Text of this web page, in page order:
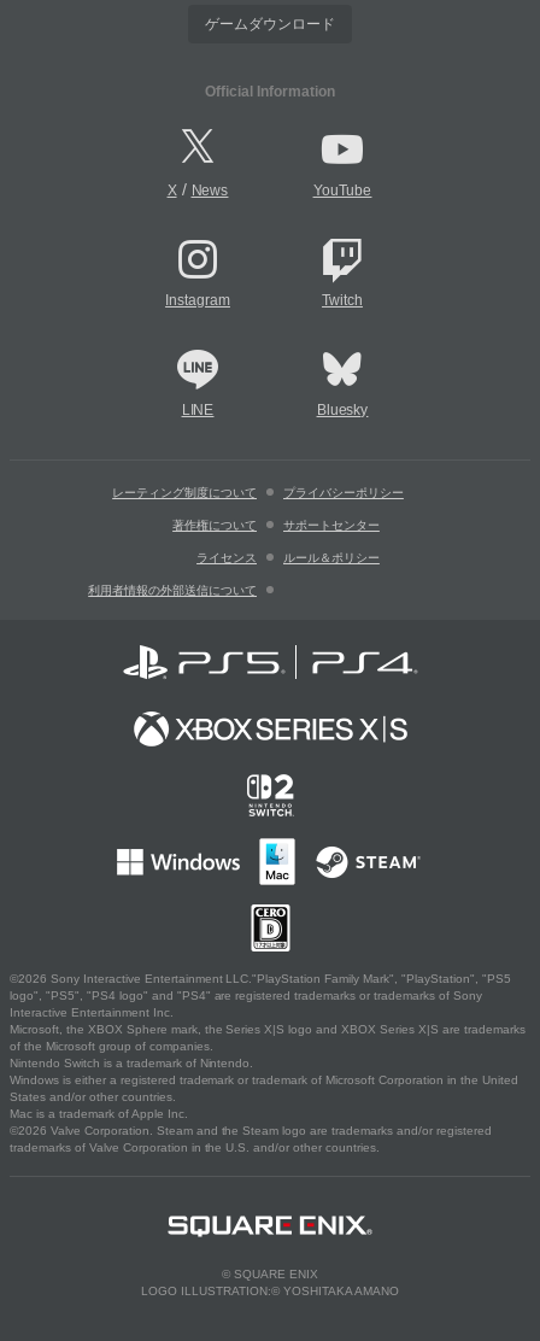
ゲームダウンロード
Official Information
X/ News YouTube
Instagram Twitch
LINE Bluesky
レーティング制度について プライバシーポリシー
著作権について サポートセンター
ライセンス ルール＆ポリシー
利用者情報の外部送信について
©2026 Sony Interactive Entertainment LLC."PlayStation Family Mark", "PlayStation", "PS5
logo", "PS5", "PS4 logo" and "PS4" are registered trademarks or trademarks of Sony
Interactive Entertainment Inc.
Microsoft, the XBOX Sphere mark, the Series X|S logo and XBOX Series X|S are trademarks
of the Microsoft group of companies.
Nintendo Switch is a trademark of Nintendo.
Windows is either a registered trademark or trademark of Microsoft Corporation in the United
States and/or other countries.
Mac is a trademark of Apple Inc.
©2026 Valve Corporation. Steam and the Steam logo are trademarks and/or registered
trademarks of Valve Corporation in the U.S. and/or other countries.
© SQUARE ENIX
LOGO ILLUSTRATION:© YOSHITAKA AMANO